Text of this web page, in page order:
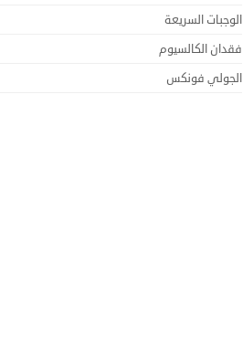
الوجبات السريعة
فقدان الكالسيوم
الجولي فونكس